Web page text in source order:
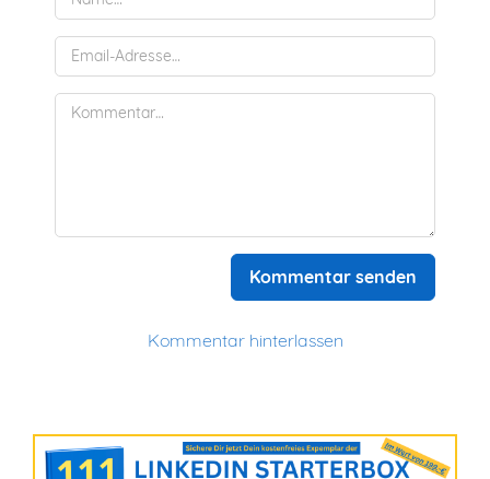
Kommentar senden
Kommentar hinterlassen